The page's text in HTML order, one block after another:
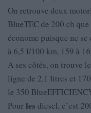
On retrouve deux
BlueTEC de 200 ch que
économe puisque ne
à 6,5 l/100 km, 159 à
A ses côtés, on trouve
ligne de 2,1 litres et
le 350
Pourles diesel, c’est